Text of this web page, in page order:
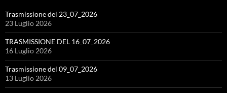
Trasmissione del 23_07_2026
23 Luglio 2026
TRASMISSIONE DEL 16_07_2026
16 Luglio 2026
Trasmissione del 09_07_2026
13 Luglio 2026